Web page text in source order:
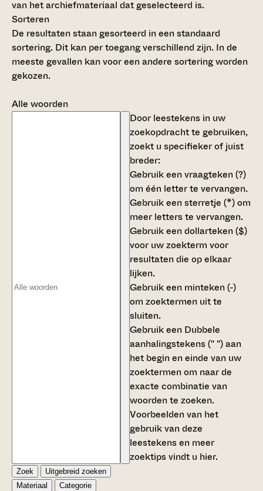
van het archiefmateriaal dat geselecteerd is.
Sorteren
De resultaten staan gesorteerd in een standaard
sortering. Dit kan per toegang verschillend zijn. In de
meeste gevallen kan voor een andere sortering worden
gekozen.
Alle woorden
Door leestekens in uw
zoekopdracht te gebruiken,
zoekt u specifieker of juist
breder:
Gebruik eenvraagteken (?)
om één letter te vervangen.
Gebruik eensterretje (*)om
meer letters te vervangen.
Gebruik eendollarteken ($)
voor uw zoekterm voor
resultaten die op elkaar
lijken.
Gebruik een minteken (-)
om zoektermen uit te
sluiten.
Gebruik een Dubbele
aanhalingstekens (" ")aan
het begin en einde van uw
zoektermen om naar de
exacte combinatie van
woorden te zoeken.
Voorbeelden van het
gebruik van deze
leestekens en meer
zoektips vindt u hier.
Zoek
Uitgebreid zoeken
Materiaal
Categorie